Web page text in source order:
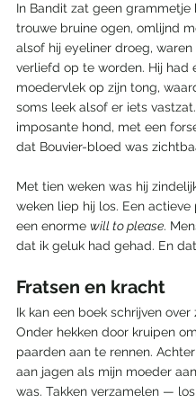
In Bandit zat geen grammetje
trouwe bruine ogen, omlijnd
alsof hij eyeliner droeg, waren
verliefd op te worden. Hij had
moedervlek op zijn tong,
soms leek alsof er iets
imposante hond, met een
dat Bouvier-bloed was
Met tien weken was hij
weken liep hij los. Een actieve
een enorme will to please.
dat ik geluk had gehad. En
Fratsen en kracht
Ik kan een boek schrijven over
Onder hekken door kruipen
paarden aan te rennen.
aan jagen als mijn moeder
was. Takken verzamelen —